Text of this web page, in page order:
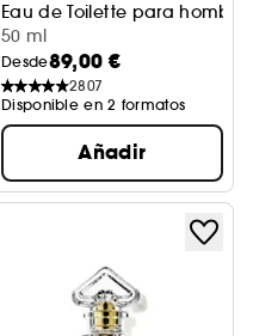
Eau de Toilette para hombre
50 ml
Desde89,00 €
2807
Disponible en 2 formatos
Añadir